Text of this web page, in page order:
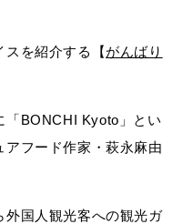
スを紹介する【がんばり
「BONCHI Kyoto」とい
アフード作家・萩永麻由
外国人観光客への観光ガ